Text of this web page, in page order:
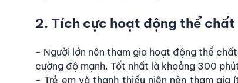
2. Tích cực hoạt động thể chất
- Người lớn nên tham gia hoạt động thể
cường độ mạnh. Tốt nhất là khoảng 300
- Trẻ em và thanh thiếu niên nên tham gia